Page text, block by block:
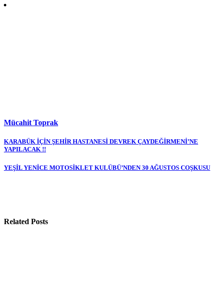
Mücahit Toprak
Yazı
gezinmesi
KARABÜK İÇİN ŞEHİR HASTANESİ DEVREK ÇAYDEĞİRMENİ’NE
YAPILACAK !!
YEŞİL YENİCE MOTOSİKLET KULÜBÜ’NDEN 30 AĞUSTOS COŞKUSU
Related Posts